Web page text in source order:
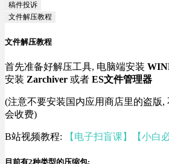
稿件投诉
文件解压教程
文件解压教程
首先准备好解压工具, 电脑端安装
安装 Zarchiver 或者 ES文件管理器
(注意不要安装国内应用商店里的盗版,
会收费)
B站视频教程: 【电子扫盲课】【小白
目前有2种类型的压缩包: